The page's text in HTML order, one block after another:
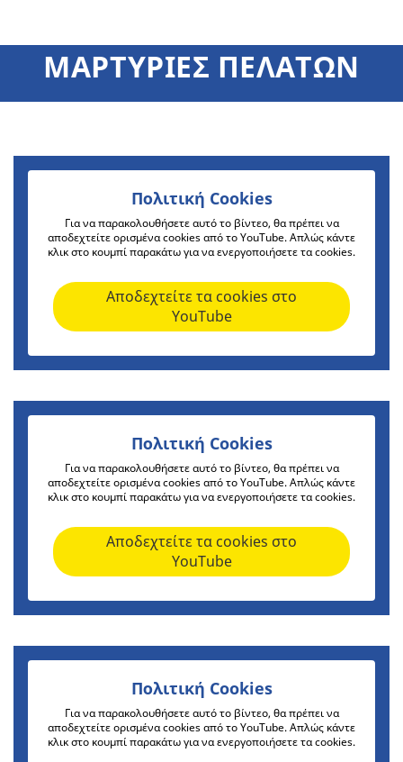
ΜΑΡΤΥΡΙΕΣ ΠΕΛΑΤΩΝ
Πολιτική Cookies
Για να παρακολουθήσετε αυτό το βίντεο, θα πρέπει να
αποδεχτείτε ορισμένα cookies από το YouTube. Απλώς κάντε
κλικ στο κουμπί παρακάτω για να ενεργοποιήσετε τα cookies.
Αποδεχτείτε τα cookies στο
YouTube
Πολιτική Cookies
Για να παρακολουθήσετε αυτό το βίντεο, θα πρέπει να
αποδεχτείτε ορισμένα cookies από το YouTube. Απλώς κάντε
κλικ στο κουμπί παρακάτω για να ενεργοποιήσετε τα cookies.
Αποδεχτείτε τα cookies στο
YouTube
Πολιτική Cookies
Για να παρακολουθήσετε αυτό το βίντεο, θα πρέπει να
αποδεχτείτε ορισμένα cookies από το YouTube. Απλώς κάντε
κλικ στο κουμπί παρακάτω για να ενεργοποιήσετε τα cookies.